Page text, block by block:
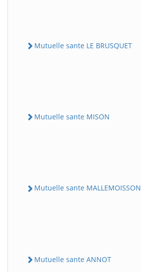
Mutuelle sante LE BRUSQUET
Mutuelle sante MISON
Mutuelle sante MALLEMOISSON
Mutuelle sante ANNOT